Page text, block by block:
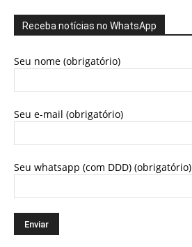
Receba notícias no WhatsApp
Seu nome (obrigatório)
Seu e-mail (obrigatório)
Seu whatsapp (com DDD) (obrigatório)